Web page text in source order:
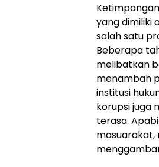
yang dimiliki
salah satu
Beberapa
melibatkan
menambah
institusi
korupsi juga
terasa.
masuarakat,